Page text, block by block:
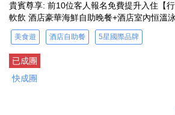
貴賓尊享: 前10位客人報名免費提升入住【
軟飲 酒店豪華海鮮自助晚餐+酒店室內恒溫
美食遊 酒店自助餐 5星國際品牌
已成團
快成團